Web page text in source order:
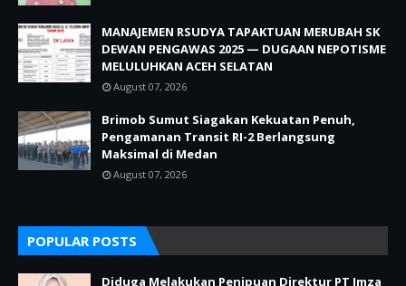
MANAJEMEN RSUDYA TAPAKTUAN MERUBAH SK
DEWAN PENGAWAS 2025 — DUGAAN NEPOTISME
MELULUHKAN ACEH SELATAN
August 07, 2026
Brimob Sumut Siagakan Kekuatan Penuh,
Pengamanan Transit RI-2 Berlangsung
Maksimal di Medan
August 07, 2026
POPULAR POSTS
Diduga Melakukan Penipuan Direktur PT Imza